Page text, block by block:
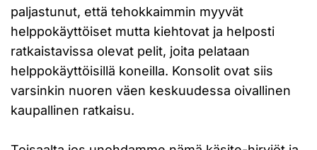
paljastunut, että tehokkaimmin myyvät
helppokäyttöiset mutta kiehtovat ja helposti
ratkaistavissa olevat pelit, joita pelataan
helppokäyttöisillä koneilla. Konsolit ovat siis
varsinkin nuoren väen keskuudessa oivallinen
kaupallinen ratkaisu.